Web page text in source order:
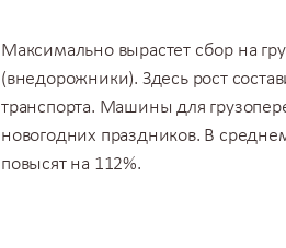
Максимально вырастет сбор на
(внедорожники). Здесь рост
транспорта. Машины для
новогодних праздников. В
повысят на 112%.